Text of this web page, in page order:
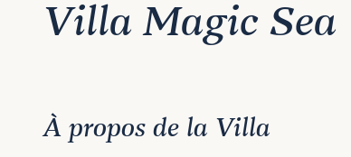
Villa Magic Sea
À propos de la Villa